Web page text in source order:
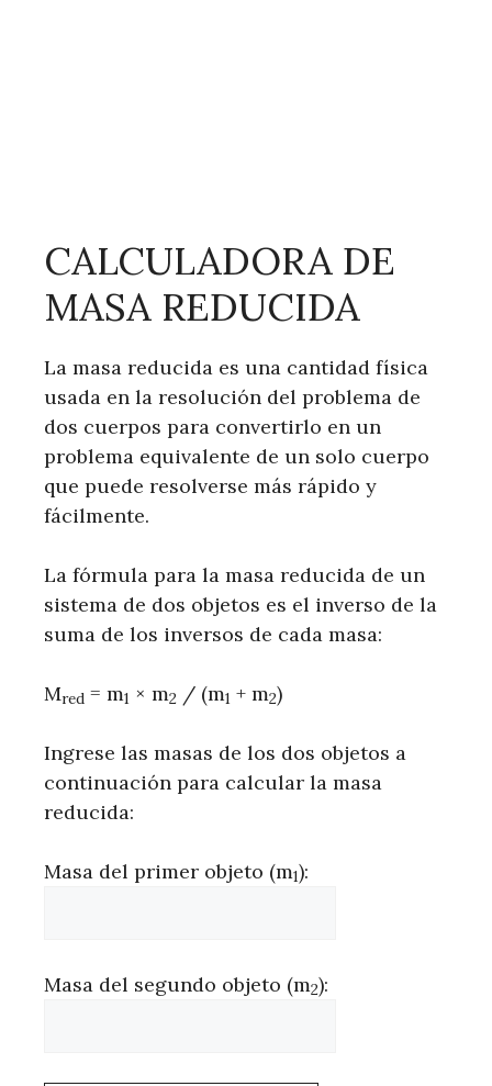
CALCULADORA DE
MASA REDUCIDA
La masa reducida es una cantidad física
usada en la resolución del problema de
dos cuerpos para convertirlo en un
problema equivalente de un solo cuerpo
que puede resolverse más rápido y
fácilmente.
La fórmula para la masa reducida de un
sistema de dos objetos es el inverso de la
suma de los inversos de cada masa:
Mred = m1 × m2 / (m1 + m2)
Ingrese las masas de los dos objetos a
continuación para calcular la masa
reducida:
Masa del primer objeto (m1):
Masa del segundo objeto (m2):